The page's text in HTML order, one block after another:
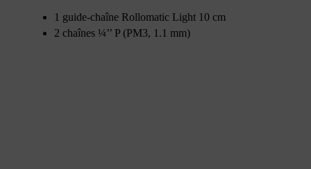
1 guide-chaîne Rollomatic Light 10 cm
2 chaînes ¼’’ P (PM3, 1.1 mm)